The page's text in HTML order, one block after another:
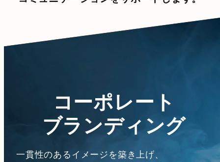
コーポレート
ブランディング
一貫性のあるイメージを築き上げ、